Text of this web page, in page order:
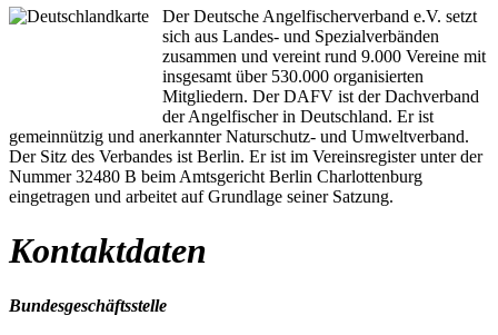
Der Deutsche Angelfischerverband e.V. setzt
sich aus Landes- und Spezialverbänden
zusammen und vereint rund 9.000 Vereine mit
insgesamt über 530.000 organisierten
Mitgliedern. Der DAFV ist der Dachverband
der Angelfischer in Deutschland. Er ist
gemeinnützig und anerkannter Naturschutz- und Umweltverband.
Der Sitz des Verbandes ist Berlin. Er ist im Vereinsregister unter der
Nummer 32480 B beim Amtsgericht Berlin Charlottenburg
eingetragen und arbeitet auf Grundlage seiner Satzung.
Kontaktdaten
Bundesgeschäftsstelle